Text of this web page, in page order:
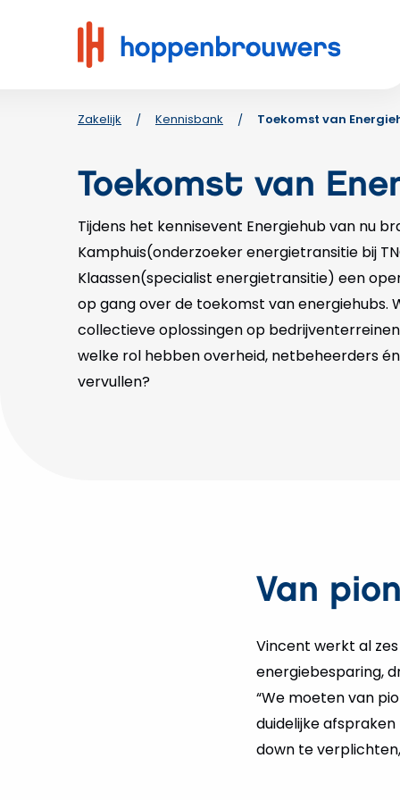
Hoppenbrouwers
Waar
leeft
Zakelijk / Kennisbank / Toekomst van
Toekomst van
Tijdens het kennisevent Energiehub van nu
Kamphuis(onderzoeker energietransitie bij
Klaassen(specialist energietransitie) een
op gang over de toekomst van energiehubs.
collectieve oplossingen op
welke rol hebben overheid, netbeheerders
vervullen?
Van
Vincent werkt al
energiebesparing,
“We moeten van
duidelijke
down te